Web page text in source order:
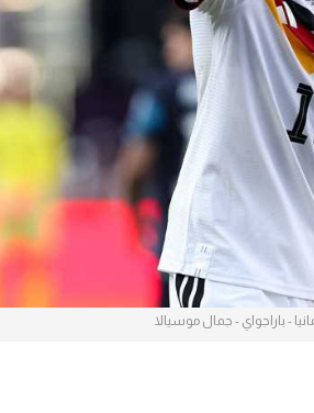
- باراجواي - جمال موسيالا